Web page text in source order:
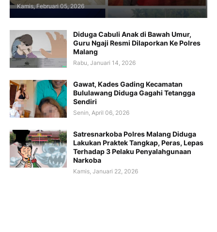
Kamis, Februari 05, 2026
Diduga Cabuli Anak di Bawah Umur,
Guru Ngaji Resmi Dilaporkan Ke Polres
Malang
Rabu, Januari 14, 2026
Gawat, Kades Gading Kecamatan
Bululawang Diduga Gagahi Tetangga
Sendiri
Senin, April 06, 2026
Satresnarkoba Polres Malang Diduga
Lakukan Praktek Tangkap, Peras, Lepas
Terhadap 3 Pelaku Penyalahgunaan
Narkoba
Kamis, Januari 22, 2026